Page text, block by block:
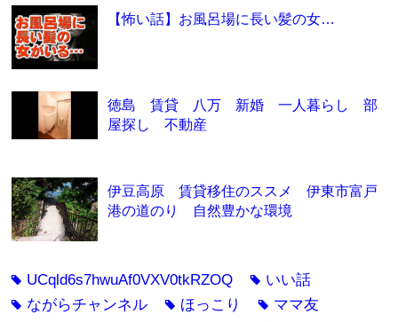
【怖い話】お風呂場に長い髪の女…
徳島 賃貸 八万 新婚 一人暮らし 部
屋探し 不動産
伊豆高原 賃貸移住のススメ 伊東市富戸
港の道のり 自然豊かな環境
tag UCqld6s7hwuAf0VXV0tkRZOQ tag いい話
tag ながらチャンネル tag ほっこり tag ママ友